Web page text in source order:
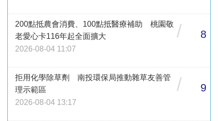
200點抵農會消費、100點抵醫療補助 桃園敬
老愛心卡116年起全面擴大
2026-08-04 11:07
/ 8
拒用化學除草劑 南投環保局推動雜草友善管
理示範區
2026-08-04 13:17
/ 9